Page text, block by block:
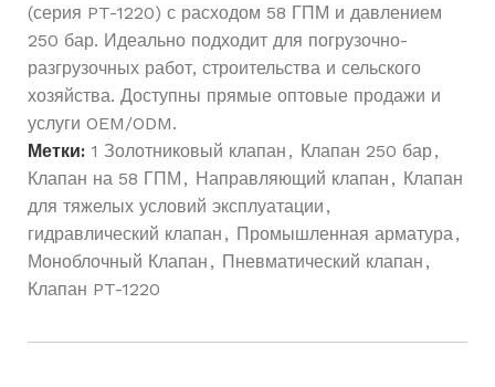
(серия PT-1220) с расходом 58 ГПМ и давлением
250 бар. Идеально подходит для погрузочно-
разгрузочных работ, строительства и сельского
хозяйства. Доступны прямые оптовые продажи и
услуги OEM/ODM.
Метки: 1 Золотниковый клапан , Клапан 250 бар,
Клапан на 58 ГПМ , Направляющий клапан , Клапан
для тяжелых условий эксплуатации ,
гидравлический клапан , Промышленная арматура ,
Моноблочный Клапан , Пневматический клапан ,
Клапан PT-1220